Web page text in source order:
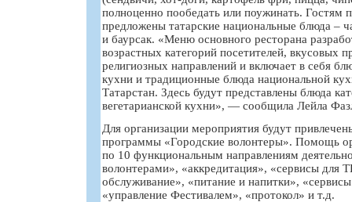
полноценно пообедать или поужинать. Гостям
предложены татарские национальные блюда –
и баурсак. «Меню основного ресторана
возрастных категорий посетителей, вкусовых
религиозных направлений и включает в себя
кухни и традиционные блюда национальной
Татарстан. Здесь будут представлены блюда
вегетарианской кухни», — сообщила Лейла
Для организации мероприятия будут
программы «Городские волонтеры». Помощь
по 10 функциональным направлениям
волонтерами», «аккредитация», «сервисы
обслуживание», «питание и напитки»,
«управление Фестивалем», «протокол» и т.д.